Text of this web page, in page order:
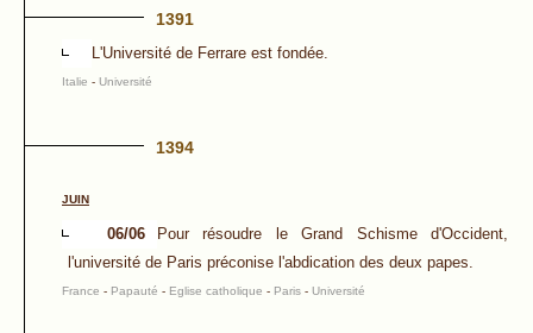
1391
L'Université de Ferrare est fondée.
Italie - Université
1394
JUIN
06/06
Pour résoudre le Grand Schisme d'Occident,
l'université de Paris préconise l'abdication des deux papes.
France - Papauté - Eglise catholique - Paris - Université